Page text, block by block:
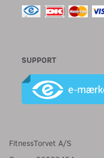
SUPPORT
FitnessTorvet A/S